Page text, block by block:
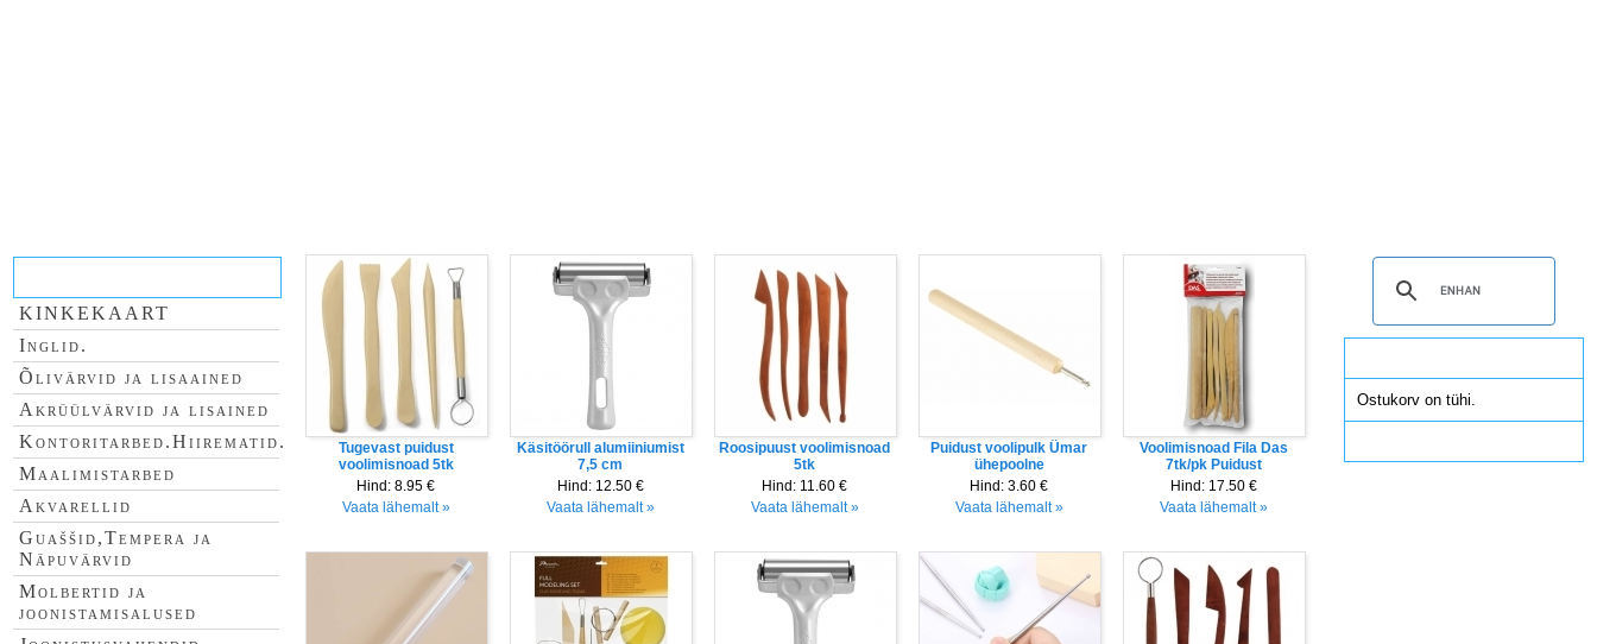
KINKEKAART
Inglid.
Õlivärvid ja lisaained
Akrüülvärvid ja lisained
Kontoritarbed.Hiirematid.
Maalimistarbed
Akvarellid
Guaššid,Tempera ja
Näpuvärvid
Molbertid ja
joonistamisalused
Tugevast puidust
voolimisnoad 5tk
Hind: 8.95 €
Vaata lähemalt »
Käsitöörull alumiiniumist
7,5 cm
Hind:12.50 €
Vaata lähemalt »
Roosipuust voolimisnoad
5tk
Hind: 11.60 €
Vaata lähemalt »
Puidust voolipulk Ümar
ühepoolne
Hind: 3.60 €
Vaata lähemalt »
Voolimisnoad Fila Das
7tk/pk Puidust
Hind:17.50 €
Vaata lähemalt »
Ostukorv on tühi.